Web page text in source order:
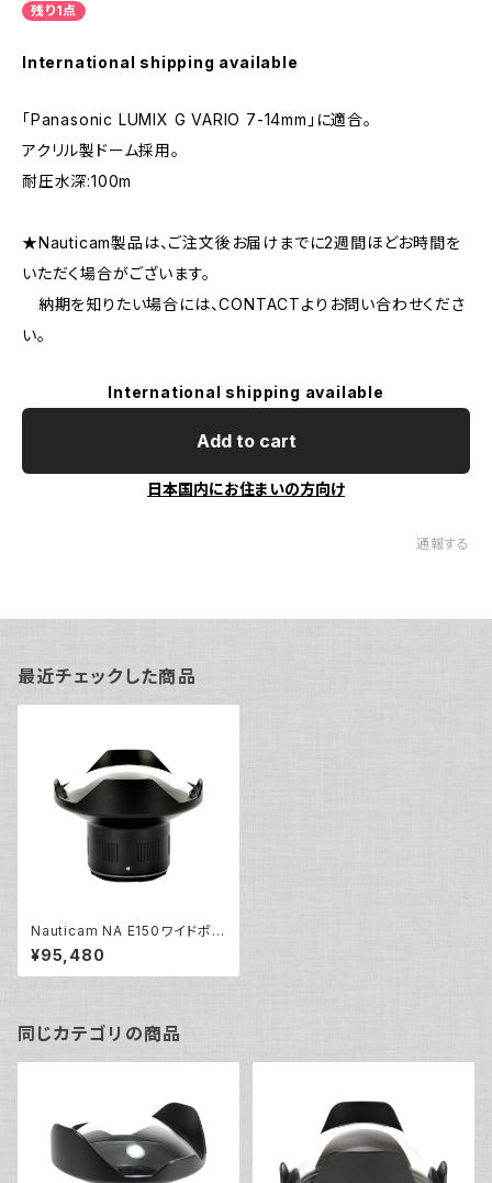
残り1点
International shipping available
「Panasonic LUMIX G VARIO 7-14mm」に適合。
アクリル製ドーム採用。
耐圧水深:100m
★Nauticam製品は、ご注文後お届けまでに2週間ほどお時間を
いただく場合がございます。
納期を知りたい場合には、CONTACTよりお問い合わせくださ
い。
International shipping available
Add to cart
日本国内にお住まいの方向け
通報する
最近チェックした商品
Nauticam NA E150ワイドポー
ト [20410]
¥95,480
同じカテゴリの商品